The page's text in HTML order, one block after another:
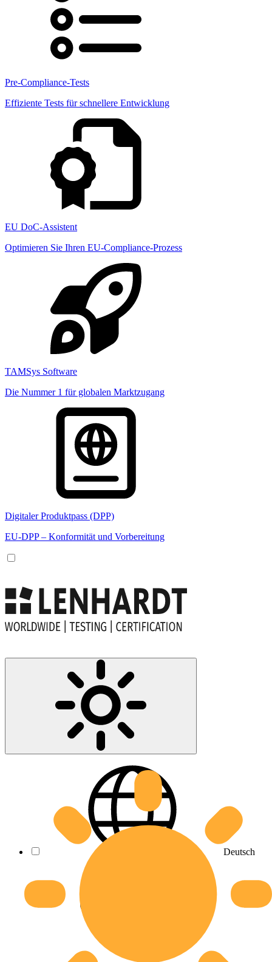
Pre-Compliance-Tests
Effiziente Tests für schnellere Entwicklung
EU DoC-Assistent
Optimieren Sie Ihren EU-Compliance-Prozess
TAMSys Software
Die Nummer 1 für globalen Marktzugang
Digitaler Produktpass (DPP)
EU-DPP – Konformität und Vorbereitung
Deutsch